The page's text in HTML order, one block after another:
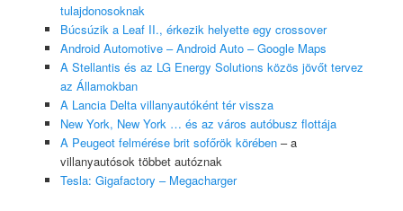
tulajdonosoknak
Búcsúzik a Leaf II., érkezik helyette egy crossover
Android Automotive – Android Auto – Google Maps
A Stellantis és az LG Energy Solutions közös jövőt tervez
az Államokban
A Lancia Delta villanyautóként tér vissza
New York, New York … és az város autóbusz flottája
A Peugeot felmérése brit sofőrök körében– a
villanyautósok többet autóznak
Tesla: Gigafactory – Megacharger